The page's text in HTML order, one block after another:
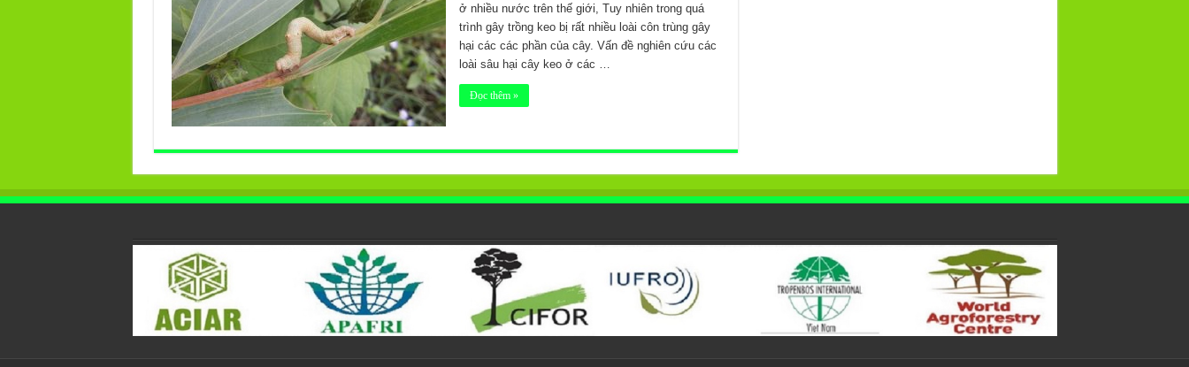
ở nhiều nước trên thế giới, Tuy nhiên trong quá
trình gây trồng keo bị rất nhiều loài côn trùng gây
hại các các phần của cây. Vấn đề nghiên cứu các
loài sâu hại cây keo ở các …
Đọc thêm »